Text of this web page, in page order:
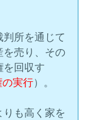
所を通じて
を売り、その
を回収す
の実行）。
りも高く家を